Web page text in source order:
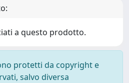
a questo prodotto.
protetti da copyright e
salvo diversa